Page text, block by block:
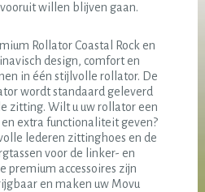
willen blijven gaan.
Rollator Coastal Rock en
design, comfort en
in één stijlvolle rollator. De
wordt standaard geleverd
zitting. Wilt u uw rollator een
extra functionaliteit geven?
lederen zittinghoes en de
voor de linker- en
premium accessoires zijn
en maken uw Movu